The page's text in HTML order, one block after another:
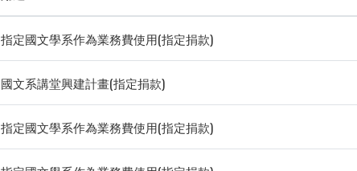
指定國文學系作為業務費使用(指定捐款)
國文系講堂興建計畫(指定捐款)
指定國文學系作為業務費使用(指定捐款)